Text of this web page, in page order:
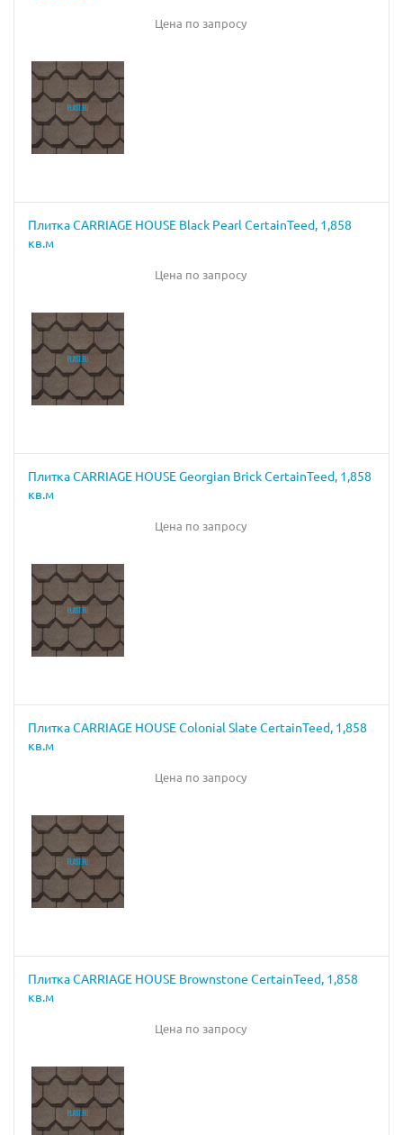
Цена по запросу
Плитка CARRIAGE HOUSE Black Pearl CertainTeed, 1,858
кв.м
Цена по запросу
Плитка CARRIAGE HOUSE Georgian Brick CertainTeed, 1,858
кв.м
Цена по запросу
Плитка CARRIAGE HOUSE Colonial Slate CertainTeed, 1,858
кв.м
Цена по запросу
Плитка CARRIAGE HOUSE Brownstone CertainTeed, 1,858
кв.м
Цена по запросу